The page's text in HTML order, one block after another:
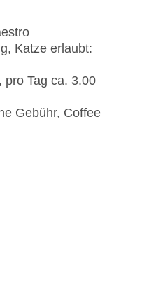
Katze erlaubt:
pro Tag ca. 3.00
Gebühr, Coffee